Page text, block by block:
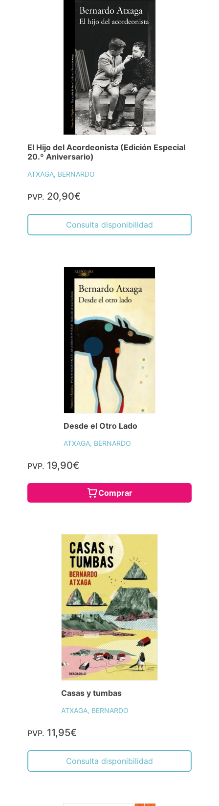
El Hijo del Acordeonista (Edición Especial
20.º Aniversario)
ATXAGA, BERNARDO
PVP. 20,90€
Consulta disponibilidad
Desde el Otro Lado
ATXAGA, BERNARDO
PVP. 19,90€
Comprar
Casas y tumbas
ATXAGA, BERNARDO
PVP. 11,95€
Consulta disponibilidad